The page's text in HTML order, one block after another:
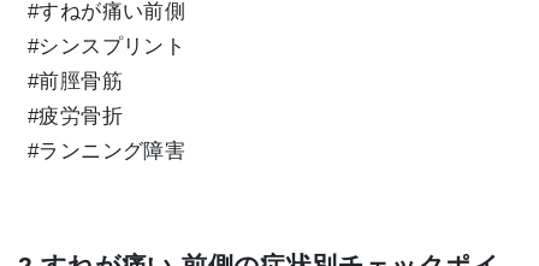
#すねが痛い前側
#シンスプリント
#前脛骨筋
#疲労骨折
#ランニング障害